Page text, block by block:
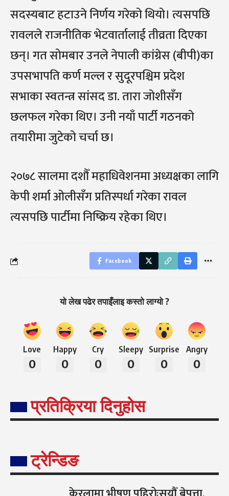
सदस्यबाट हटाउने निर्णय गरेको थियो। त्यसपछि
रावलले राजनीतिक भेटवार्तालाई तीव्रता दिएका
छन्। गत सोमबार उनले नेपाली कांग्रेस (बीपी)का
उपसभापति कर्ण मल्ल र सुदूरपश्चिम प्रदेश
सभाका स्वतन्त्र सांसद डा. तारा जोशीसँग
छलफल गरेका थिए। उनी नयाँ पार्टी गठनको
तयारीमा जुटेको चर्चा छ।
२०७८ सालमा दशौँ महाधिवेशनमा अध्यक्षका लागि
केपी शर्मा ओलीसँग प्रतिस्पर्धा गरेका रावल
त्यसपछि पार्टीमा निष्क्रिय रहेका थिए।
Facebook
यो लेख पढेर तपाइँलाइ कस्तो लाग्यो ?
Love
0
Happy
0
Cry
0
Sleepy
0
Surprise
0
Angry
0
प्रतिक्रिया दिनुहोस
ट्रेन्डिङ